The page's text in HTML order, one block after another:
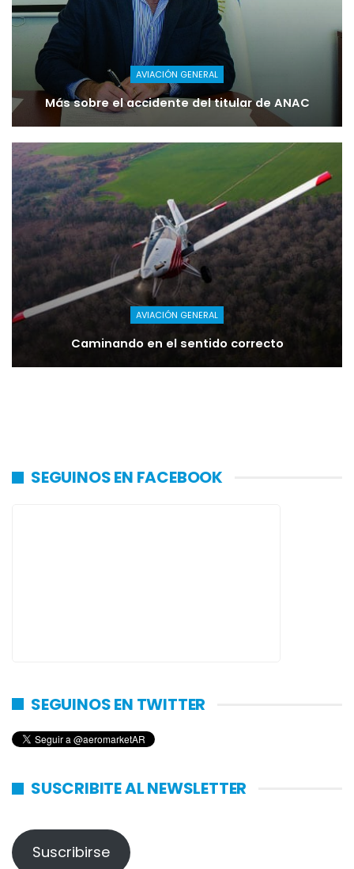
AVIACIÓN GENERAL
Más sobre el accidente del titular de ANAC
AVIACIÓN GENERAL
Caminando en el sentido correcto
SEGUINOS EN FACEBOOK
SEGUINOS EN TWITTER
SUSCRIBITE AL NEWSLETTER
Suscribirse